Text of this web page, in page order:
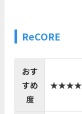
ReCORE
おす
すめ
度
★★★★